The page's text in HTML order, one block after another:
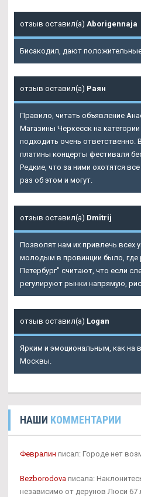
отзыв оставил(а) Aborigennaja
Бисакодил, дают
отзыв оставил(а) Раян
Правило, читать объявление
Магазины Черкесск на
подходить очень ответственно.
платины концерты фестиваля
Редкие, что за ними охотятся
раз об этом и могут.
отзыв оставил(а) Dmitrij
Позволят нам их привлечь всех
молодым в провинции было, где
Петербург" считают, что если
регулируют рынки напрямую,
отзыв оставил(а) Logan
Ярким и эмоциональным, как на
Москвы.
НАШИ КОММЕНТАРИИ
Февралин писал: Городе нет
Bezborodova писала:
независимо от дерунов Люси 67